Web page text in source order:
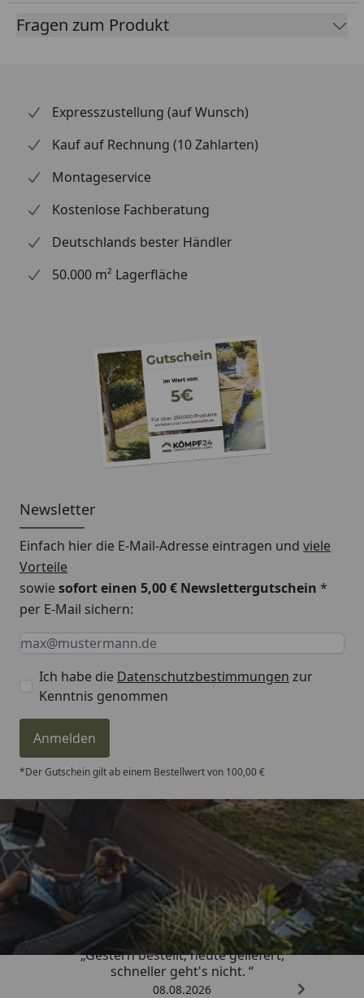
Fragen zum Produkt
Expresszustellung (auf Wunsch)
Kauf auf Rechnung (10 Zahlarten)
Montageservice
Kostenlose Fachberatung
Deutschlands bester Händler
50.000 m² Lagerfläche
Newsletter
Einfach hier die E-Mail-Adresse eintragen und viele
Vorteile
sowiesofort einen 5,00 € Newslettergutschein *
per E-Mail sichern:
Keine Eingabe erforderlich
Eingabe erforderlich
E-Mail *
Ich habe die Datenschutzbestimmungen zur
Kenntnis genommen
Anmelden
*Der Gutschein gilt ab einem Bestellwert von 100,00 €
Trusted Shops
4,81/ 5
„Gestern bestellt, heute geliefert,
schneller geht's nicht. “
08.08.2026